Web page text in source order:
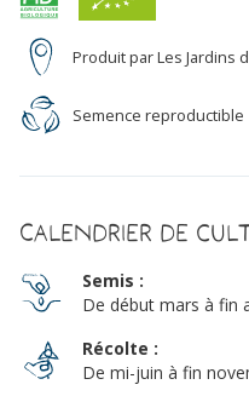
Produit par Les Jardins
Semence reproductible
Calendrier de
Semis :
De début mars à fin
Récolte :
De mi-juin à fin